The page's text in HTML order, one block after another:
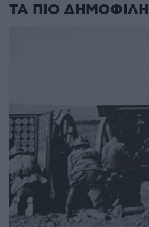
ΤΑ ΠΙΟ ΔΗΜΟΦΙΛΗ